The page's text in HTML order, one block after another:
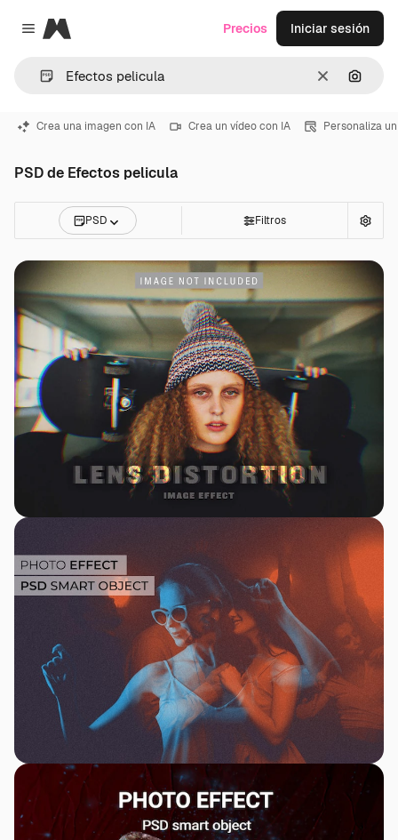
Close menu
Magnific
Borrar
Precios Iniciar sesión
Crea una imagen con IA Crea un vídeo con IA Personaliza
PSD de Efectos pelicula
PSD Filtros